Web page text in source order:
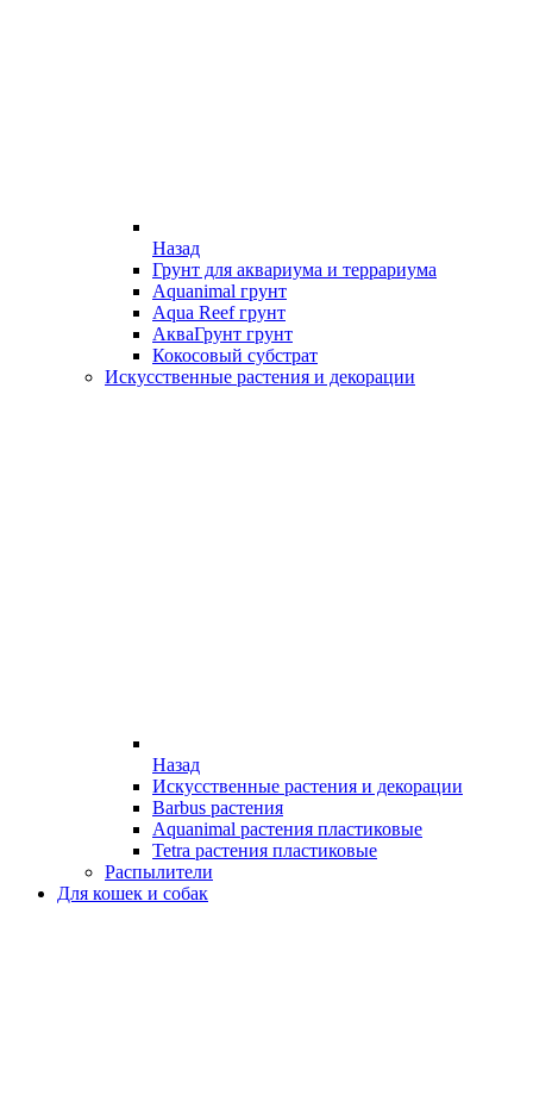
Назад
Грунт для аквариума и террариума
Aquanimal грунт
Aqua Reef грунт
АкваГрунт грунт
Кокосовый субстрат
Искусственные растения и декорации
Назад
Искусственные растения и декорации
Barbus растения
Aquanimal растения пластиковые
Tetra растения пластиковые
Распылители
Для кошек и собак